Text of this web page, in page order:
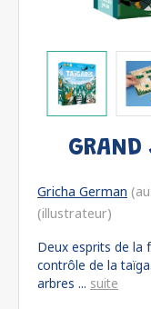
Gricha German
(illustrateur)
Deux esprits de la
contrôle de la
arbres ... suite